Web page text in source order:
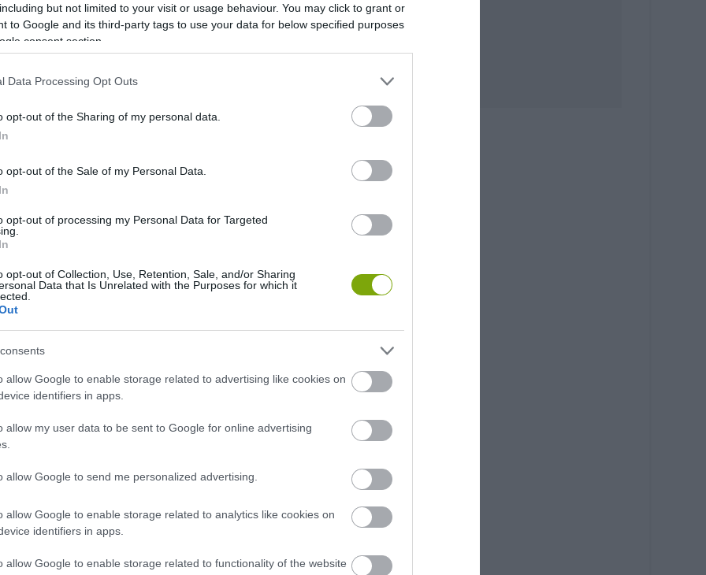
but not limited to your visit or usage behaviour. You may click to grant or
to Google and its third-party tags to use your data for below specified purposes
consent section.
Data Processing Opt Outs
opt-out of the Sharing of my personal data.
opt-out of the Sale of my Personal Data.
opt-out of processing my Personal Data for Targeted
opt-out of Collection, Use, Retention, Sale, and/or Sharing
Data that Is Unrelated with the Purposes for which it
allow Google to enable storage related to advertising like cookies on
identifiers in apps.
allow my user data to be sent to Google for online advertising
allow Google to send me personalized advertising.
allow Google to enable storage related to analytics like cookies on
identifiers in apps.
allow Google to enable storage related to functionality of the website
ami fellendítette a környék idegenforgalmát. A
hoznak. Az eseményen táncos-zenés bemutatókra